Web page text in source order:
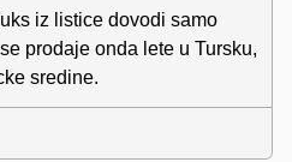
iz listice dovodi samo
prodaje onda lete u Tursku,
sredine.